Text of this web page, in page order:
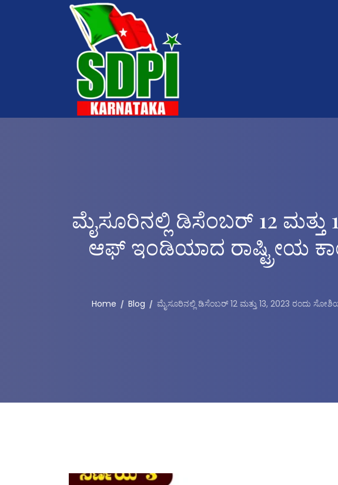
ಮೈಸೂರಿನಲ್ಲಿ ಡಿಸೆಂಬರ್ 12
ಆಫ್ ಇಂಡಿಯಾದ ರಾಷ್ಟ್ರೀಯ
Home Blog ಮೈಸೂರಿನಲ್ಲಿ ಡಿಸೆಂಬರ್ 12 ಮತ್ತು 13, 2023 ರಂದು